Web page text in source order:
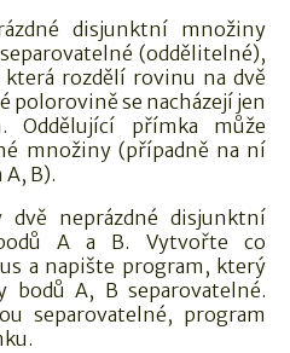
disjunktní množiny
(oddělitelné),
rozdělí rovinu na dvě
polorovině se nacházejí jen
Oddělující přímka může
množiny (případně na ní
B).
dvě neprázdné disjunktní
A a B. Vytvořte co
a napište program, který
bodů A, B separovatelné.
separovatelné, program